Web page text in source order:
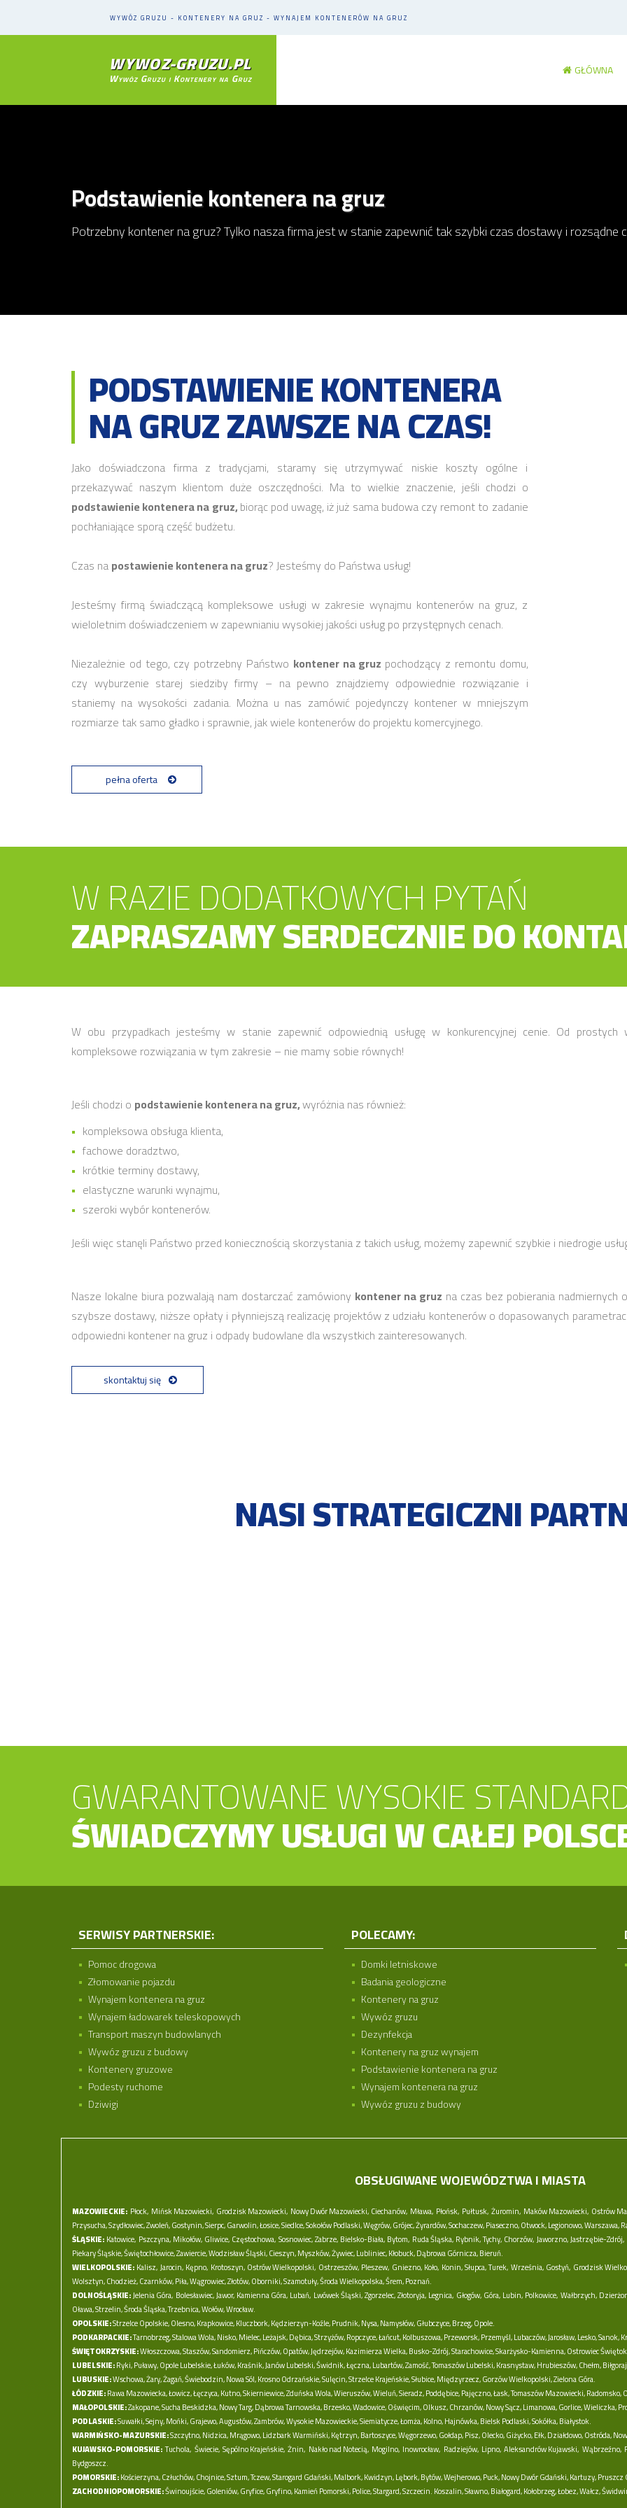
WYWÓZ GRUZU - KONTENERY NA GRUZ - WYNAJEM KONTENERÓW NA GRUZ
WYWOZ-GRUZU.PL
Wywóz Gruzu i Kontenery na Gruz GŁÓWNA
Podstawienie kontenera na gruz
Potrzebny kontener na gruz? Tylko nasza firma jest w stanie zapewnić tak szybki czas dostawy i rozsądne
PODSTAWIENIE KONTENERA
NA GRUZ ZAWSZE NA CZAS!
Jako doświadczona firma z tradycjami, staramy się utrzymywać niskie koszty ogólne i
przekazywać naszym klientom duże oszczędności. Ma to wielkie znaczenie, jeśli chodzi o
podstawienie kontenera na gruz,biorąc pod uwagę, iż już sama budowa czy remont to zadanie
pochłaniające sporą część budżetu.
Czas napostawienie kontenera na gruz? Jesteśmy do Państwa usług!
Jesteśmy firmą świadczącą kompleksowe usługi w zakresie wynajmu kontenerów na gruz, z
wieloletnim doświadczeniem w zapewnianiu wysokiej jakości usług po przystępnych cenach.
Niezależnie od tego, czy potrzebny Państwo kontener na gruz pochodzący z remontu domu,
czy wyburzenie starej siedziby firmy – na pewno znajdziemy odpowiednie rozwiązanie i
staniemy na wysokości zadania. Można u nas zamówić pojedynczy kontener w mniejszym
rozmiarze tak samo gładko i sprawnie, jak wiele kontenerów do projektu komercyjnego.
pełna oferta
W RAZIE DODATKOWYCH PYTAŃ
ZAPRASZAMY SERDECZNIE DO
W obu przypadkach jesteśmy w stanie zapewnić odpowiednią usługę w konkurencyjnej cenie. Od prostych
kompleksowe rozwiązania w tym zakresie – nie mamy sobie równych!
Jeśli chodzi o podstawienie kontenera na gruz,wyróżnia nas również:
kompleksowa obsługa klienta,
fachowe doradztwo,
krótkie terminy dostawy,
elastyczne warunki wynajmu,
szeroki wybór kontenerów.
Jeśli więc stanęli Państwo przed koniecznością skorzystania z takich usług, możemy zapewnić szybkie i niedrogie
Nasze lokalne biura pozwalają nam dostarczać zamówiony kontener na gruz na czas bez pobierania
szybsze dostawy, niższe opłaty i płynniejszą realizację projektów z udziału kontenerów o dopasowanych
odpowiedni kontener na gruz i odpady budowlane dla wszystkich zainteresowanych.
skontaktuj się
NASI STRATEGICZNI
GWARANTOWANE WYSOKIE
ŚWIADCZYMY USŁUGI W CAŁEJ
SERWISY PARTNERSKIE:
Pomoc drogowa
Złomowanie pojazdu
Wynajem kontenera na gruz
Wynajem ładowarek teleskopowych
Transport maszyn budowlanych
Wywóz gruzu z budowy
Kontenery gruzowe
Podesty ruchome
Dziwigi
POLECAMY:
Domki letniskowe
Badania geologiczne
Kontenery na gruz
Wywóz gruzu
Dezynfekcja
Kontenery na gruz wynajem
Podstawienie kontenera na gruz
Wynajem kontenera na gruz
Wywóz gruzu z budowy
OBSŁUGIWANE WOJEWÓDZTWA I MIASTA
MAZOWIECKIE: Płock, Mińsk Mazowiecki, Grodzisk Mazowiecki, Nowy Dwór Mazowiecki, Ciechanów, Mława, Płońsk, Pułtusk, Żuromin, Maków Mazowiecki, Ostrów
Przysucha,Szydłowiec,Zwoleń,Gostynin,Sierpc,Garwolin,Łosice,Siedlce,Sokołów Podlaski,Węgrów,Grójec,Żyrardów,Sochaczew,Piaseczno,Otwock,Legionowo,Warszawa,
ŚLĄSKIE: Katowice, Pszczyna, Mikołów, Gliwice, Częstochowa, Sosnowiec,Zabrze, Bielsko-Biała, Bytom, Ruda Śląska, Rybnik,Tychy, Chorzów,Jaworzno,Jastrzębie-Zdrój,
Piekary Śląskie,Świętochłowice,Zawiercie,Wodzisław Śląski,Cieszyn,Myszków,Żywiec,Lubliniec,Kłobuck,Dąbrowa Górnicza,Bieruń.
WIELKOPOLSKIE: Kalisz,Jarocin, Kępno, Krotoszyn, Ostrów Wielkopolski, Ostrzeszów, Pleszew, Gniezno, Koło, Konin,Słupca,Turek, Września, Gostyń, Grodzisk
Wolsztyn,Chodzież,Czarnków,Piła,Wągrowiec,Złotów,Oborniki,Szamotuły,Środa Wielkopolska,Śrem,Poznań.
DOLNOŚLĄSKIE:Jelenia Góra, Bolesławiec,Jawor, Kamienna Góra, Lubań, Lwówek Śląski,Zgorzelec,Złotoryja, Legnica, Głogów, Góra, Lubin, Polkowice, Wałbrzych,
Oława,Strzelin,Środa Śląska,Trzebnica,Wołów,Wrocław.
OPOLSKIE:Strzelce Opolskie,Olesno,Krapkowice,Kluczbork,Kędzierzyn-Koźle,Prudnik,Nysa,Namysłów,Głubczyce,Brzeg,Opole.
PODKARPACKIE:Tarnobrzeg,Stalowa Wola,Nisko,Mielec,Leżajsk,Dębica,Strzyżów,Ropczyce,Łańcut,Kolbuszowa,Przeworsk,Przemyśl,Lubaczów,Jarosław,Lesko,Sanok,
ŚWIĘTOKRZYSKIE:Włoszczowa,Staszów,Sandomierz,Pińczów,Opatów,Jędrzejów,Kazimierza Wielka,Busko-Zdrój,Starachowice,Skarżysko-Kamienna,Ostrowiec
LUBELSKIE:Ryki,Puławy,Opole Lubelskie,Łuków,Kraśnik,Janów Lubelski,Świdnik,Łęczna,Lubartów,Zamość,Tomaszów Lubelski,Krasnystaw,Hrubieszów,Chełm,
LUBUSKIE:Wschowa,Żary,Żagań,Świebodzin,Nowa Sól,Krosno Odrzańskie,Sulęcin,Strzelce Krajeńskie,Słubice,Międzyrzecz,Gorzów Wielkopolski,Zielona Góra.
ŁÓDZKIE:Rawa Mazowiecka,Łowicz,Łęczyca,Kutno,Skierniewice,Zduńska Wola,Wieruszów,Wieluń,Sieradz,Poddębice,Pajęczno,Łask,Tomaszów Mazowiecki,Radomsko,
MAŁOPOLSKIE:Zakopane,Sucha Beskidzka,Nowy Targ,Dąbrowa Tarnowska,Brzesko,Wadowice,Oświęcim,Olkusz,Chrzanów,Nowy Sącz,Limanowa,Gorlice,Wieliczka,
PODLASKIE:Suwałki,Sejny,Mońki,Grajewo,Augustów,Zambrów,Wysokie Mazowieckie,Siemiatycze,Łomża,Kolno,Hajnówka,Bielsk Podlaski,Sokółka,Białystok.
WARMIŃSKO-MAZURSKIE:Szczytno,Nidzica,Mrągowo,Lidzbark Warmiński,Kętrzyn,Bartoszyce,Węgorzewo,Gołdap,Pisz,Olecko,Giżycko,Ełk,Działdowo,Ostróda,
KUJAWSKO-POMORSKIE: Tuchola, Świecie, Sępólno Krajeńskie, Żnin, Nakło nad Notecią, Mogilno, Inowrocław, Radziejów, Lipno, Aleksandrów Kujawski, Wąbrzeźno,
Bydgoszcz.
POMORSKIE:Kościerzyna,Człuchów,Chojnice,Sztum,Tczew,Starogard Gdański,Malbork,Kwidzyn,Lębork,Bytów,Wejherowo,Puck,Nowy Dwór Gdański,Kartuzy,Pruszcz
ZACHODNIOPOMORSKIE:Świnoujście,Goleniów,Gryfice,Gryfino,Kamień Pomorski,Police,Stargard,Szczecin. Koszalin,Sławno,Białogard,Kołobrzeg,Łobez,Wałcz,